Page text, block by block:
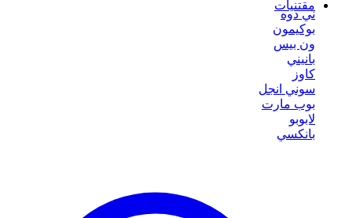
مقتنيات
ني دوه
بوكيمون
ون بيس
بانيني
كاوز
سوني انجل
بوب مارت
لابوبو
بانكسي